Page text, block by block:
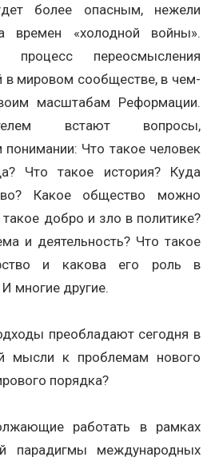
более опасным, нежели
времен «холодной войны».
процесс переосмысления
в мировом сообществе, в чем-
масштабам Реформации.
встают вопросы,
Что такое человек
Что такое история? Куда
Какое общество можно
добро и зло в политике?
и деятельность? Что такое
и какова его роль в
многие другие.
преобладают сегодня в
мысли к проблемам нового
порядка?
работать в рамках
парадигмы международных